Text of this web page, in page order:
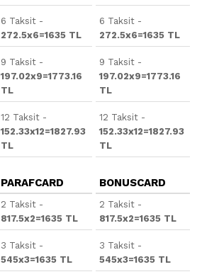
6 Taksit -
272.5x6=1635 TL
9 Taksit -
197.02x9=1773.16
TL
12 Taksit -
152.33x12=1827.93
TL
6 Taksit -
272.5x6=1635 TL
9 Taksit -
197.02x9=1773.16
TL
12 Taksit -
152.33x12=1827.93
TL
PARAFCARD
2 Taksit -
817.5x2=1635 TL
3 Taksit -
545x3=1635 TL
BONUSCARD
2 Taksit -
817.5x2=1635 TL
3 Taksit -
545x3=1635 TL